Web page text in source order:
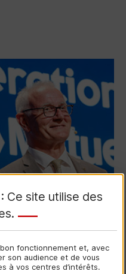
Ce site utilise des
.
fonctionnement et, avec
son audience et de vous
à vos centres d’intérêts.